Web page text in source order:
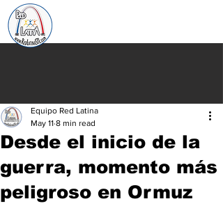
Desde el inicio de la
guerra, momento más
peligroso en Ormuz
Equipo Red Latina
May 11 8 min read